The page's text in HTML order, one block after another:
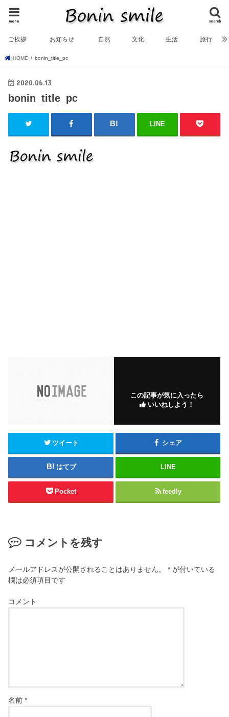
search
menu
ご挨拶 お知らせ 自然 文化 生活 旅行
HOME bonin_title_pc
2020.06.13
bonin_title_pc
LINE
この記事が気に入ったら
いいねしよう！
ツイート シェア
はてブ LINE
Pocket feedly
コメントを残す
メールアドレスが公開されることはありません。 * が付いている
欄は必須項目です
コメント
名前*